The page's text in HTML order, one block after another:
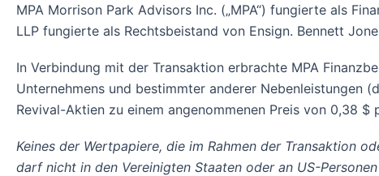
MPA Morrison Park Advisors Inc. („MPA“) fungierte als
LLP fungierte als Rechtsbeistand von Ensign. Bennett
In Verbindung mit der Transaktion erbrachte MPA
Unternehmens und bestimmter anderer Nebenleistungen
Revival-Aktien zu einem angenommenen Preis von 0,38 $
Keines der Wertpapiere, die im Rahmen der Transaktion
darf nicht in den Vereinigten Staaten oder an US-